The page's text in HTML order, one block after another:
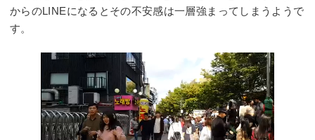
からのLINEになるとその不安感は一層強まってしまうようで
す。